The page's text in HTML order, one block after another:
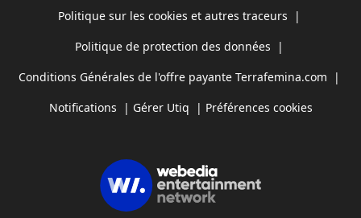
Politique sur les cookies et autres traceurs |
Politique de protection des données |
Conditions Générales de l'offre payante Terrafemina.com |
Notifications | Gérer Utiq | Préférences cookies